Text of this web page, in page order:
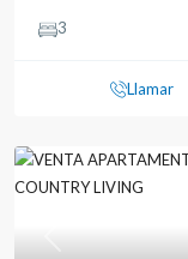
3
Llamar
Previous